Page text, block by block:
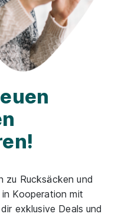
zu Rucksäcken und
Kooperation mit
exklusive Deals und